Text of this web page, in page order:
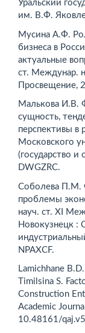
Уральский
им. В.Ф.
Мусина А.Ф.
бизнеса в
актуальные
ст. Междунар.
Просвещение,
Малькова И.В.
сущность,
перспективы в
Московского
(государство
DWGZRC.
Соболева П.М.
проблемы
науч. ст. XI
Новокузнецк :
NPAXCF.
Lamichhane
Timilsina S.
Construction
Academic
10.48161/